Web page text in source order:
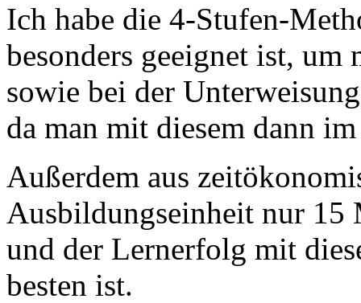
Ich habe die 4-Stufen-
besonders geeignet ist, um
sowie bei der
da man mit diesem dann
Außerdem aus
Ausbildungseinheit nur 15
und der Lernerfolg mit
besten ist.